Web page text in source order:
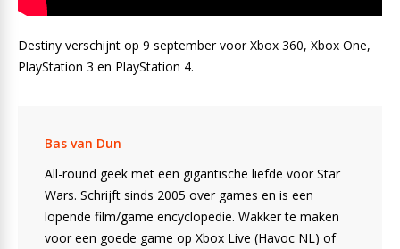
Destiny verschijnt op 9 september voor Xbox 360, Xbox One,
PlayStation 3 en PlayStation 4.
Bas van Dun
All-round geek met een gigantische liefde voor Star
Wars. Schrijft sinds 2005 over games en is een
lopende film/game encyclopedie. Wakker te maken
voor een goede game op Xbox Live (Havoc NL) of